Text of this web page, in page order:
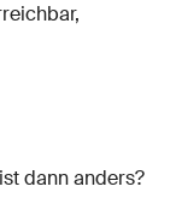
dann anders?